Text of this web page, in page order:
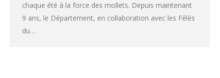
chaque été à la force des mollets. Depuis maintenant
9 ans, le Département, en collaboration avec les Fêlés
du…